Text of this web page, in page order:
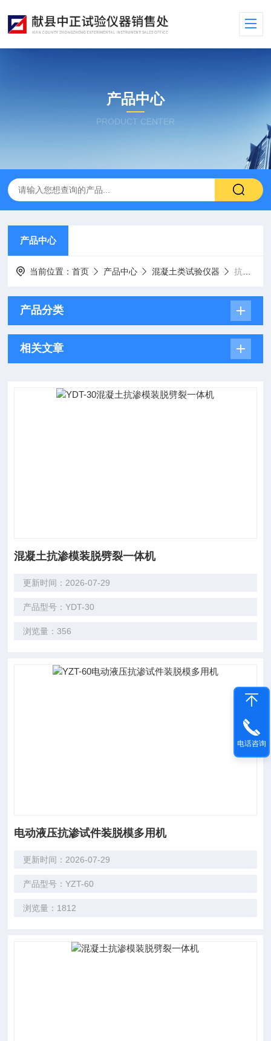
产品中心
PRODUCT CENTER
产品中心
当前位置：首页 产品中心 混凝土类试验仪器 抗渗试件装脱模多用机
产品分类
相关文章
混凝土抗渗模装脱劈裂一体机
更新时间：2026-07-29
产品型号：YDT-30
浏览量：356
电动液压抗渗试件装脱模多用机
更新时间：2026-07-29
产品型号：YZT-60
浏览量：1812
电话咨询